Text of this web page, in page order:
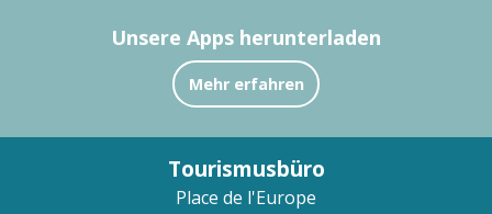
Unsere Apps herunterladen
Mehr erfahren
Tourismusbüro
Place de l'Europe